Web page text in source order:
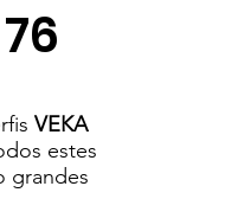
VEKA
estes
grandes